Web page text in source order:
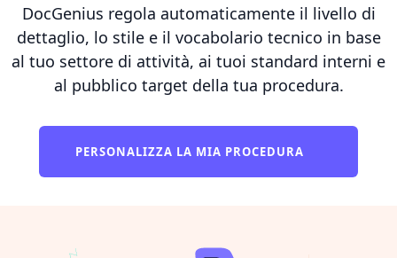
DocGenius regola automaticamente il livello di
dettaglio, lo stile e il vocabolario tecnico in base
al tuo settore di attività, ai tuoi standard interni e
al pubblico target della tua procedura.
PERSONALIZZA LA MIA PROCEDURA